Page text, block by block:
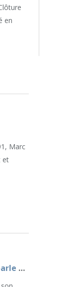
en
Marc
et
Marc Ladreit de Lacharrière parle de son engagement pour le patrimoine et l'art